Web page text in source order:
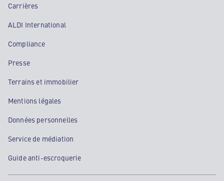
Carrières
ALDI International
Compliance
Presse
Terrains et immobilier
Mentions légales
Données personnelles
Service de médiation
Guide anti-escroquerie